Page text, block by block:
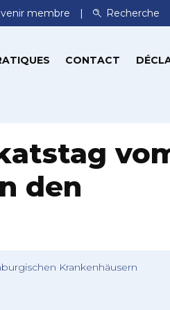
membre Recherche
CONTACT
den
Krankenhäusern